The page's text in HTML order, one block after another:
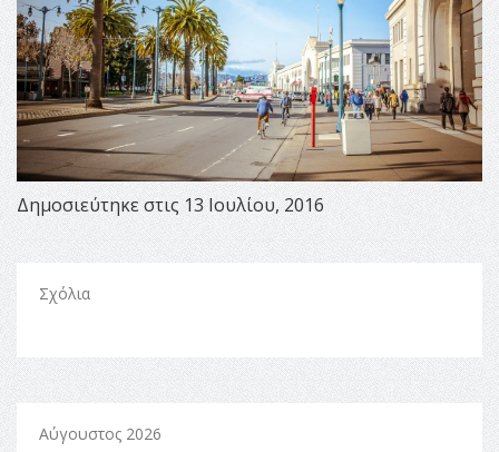
Δημοσιεύτηκε στις 13 Ιουλίου, 2016
Σχόλια
Αύγουστος 2026